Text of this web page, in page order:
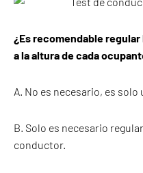
¿Es recomendable
a la altura de cada
A. No es necesario, es
B. Solo es necesario
conductor.